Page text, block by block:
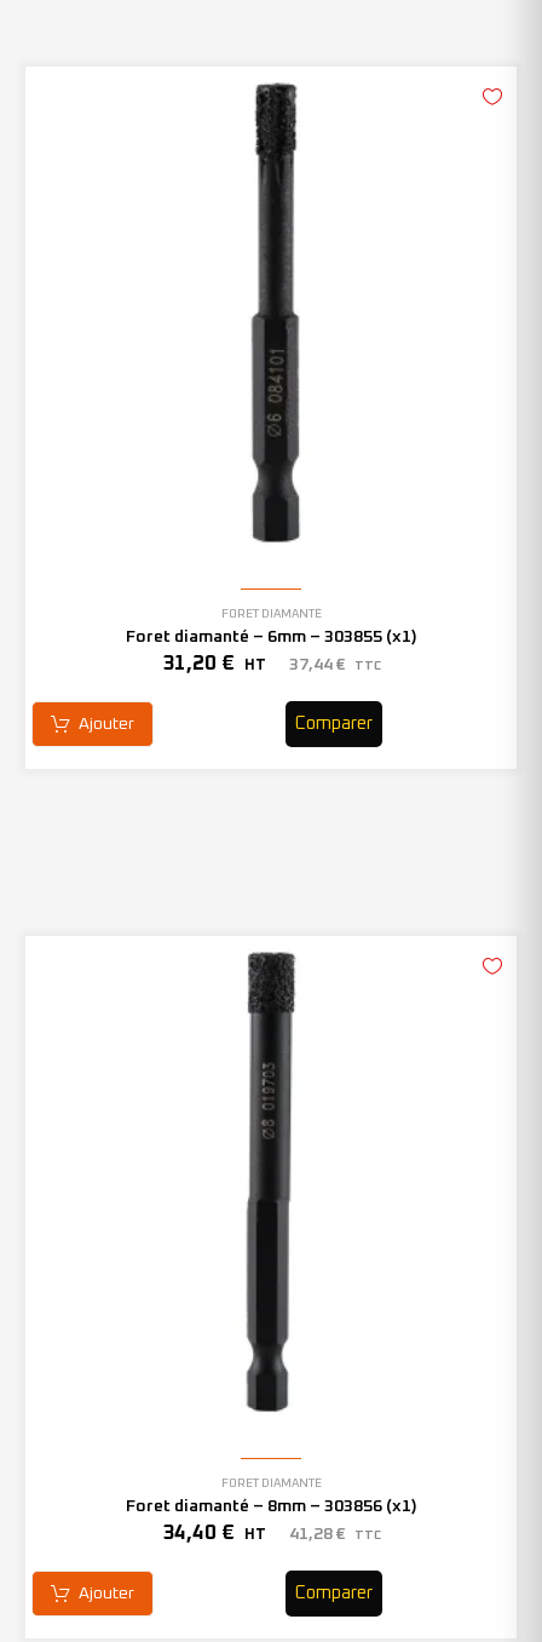
FORET DIAMANTÉ
Foret diamanté – 6mm – 303855 (x1)
31,20 € HT 37,44 € TTC
Ajouter Comparer
FORET DIAMANTÉ
Foret diamanté – 8mm – 303856 (x1)
34,40 € HT 41,28 € TTC
Ajouter Comparer